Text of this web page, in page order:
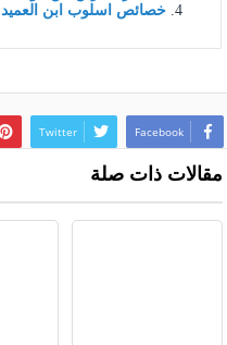
خصائص اسلوب ابن العميد
Facebook
Twitter
مقالات ذات صلة